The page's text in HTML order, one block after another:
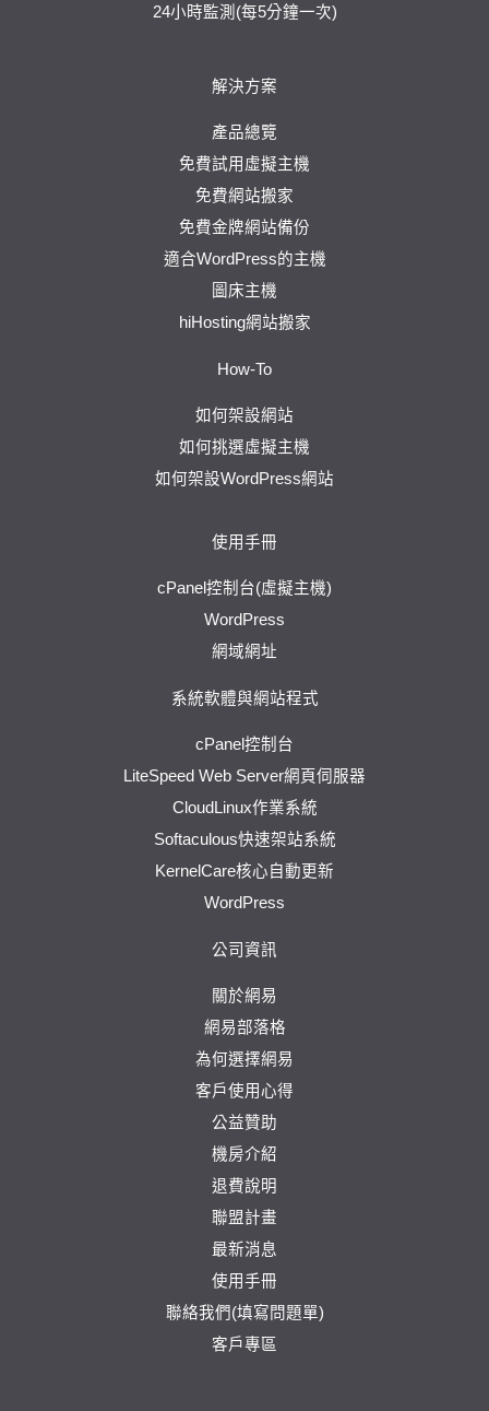
24小時監測(每5分鐘一次)
解決方案
產品總覽
免費試用虛擬主機
免費網站搬家
免費金牌網站備份
適合WordPress的主機
圖床主機
hiHosting網站搬家
How-To
如何架設網站
如何挑選虛擬主機
如何架設WordPress網站
使用手冊
cPanel控制台(虛擬主機)
WordPress
網域網址
系統軟體與網站程式
cPanel控制台
LiteSpeed Web Server網頁伺服器
CloudLinux作業系統
Softaculous快速架站系統
KernelCare核心自動更新
WordPress
公司資訊
關於網易
網易部落格
為何選擇網易
客戶使用心得
公益贊助
機房介紹
退費說明
聯盟計畫
最新消息
使用手冊
聯絡我們(填寫問題單)
客戶專區